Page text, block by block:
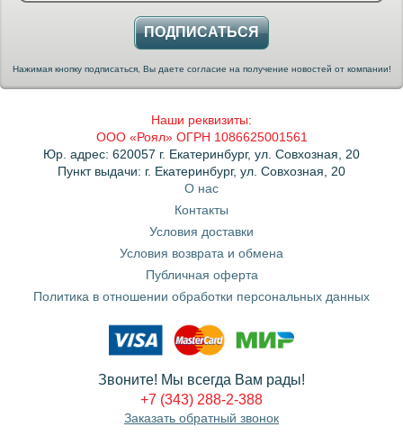
ПОДПИСАТЬСЯ
Нажимая кнопку подписаться, Вы даете согласие на получение новостей от компании!
Наши реквизиты:
ООО «Роял» ОГРН 1086625001561
Юр. адрес: 620057 г. Екатеринбург, ул. Совхозная, 20
Пункт выдачи: г. Екатеринбург, ул. Совхозная, 20
О нас
Контакты
Условия доставки
Условия возврата и обмена
Публичная оферта
Политика в отношении обработки персональных данных
Звоните! Мы всегда Вам рады!
+7 (343) 288-2-388
Заказать обратный звонок